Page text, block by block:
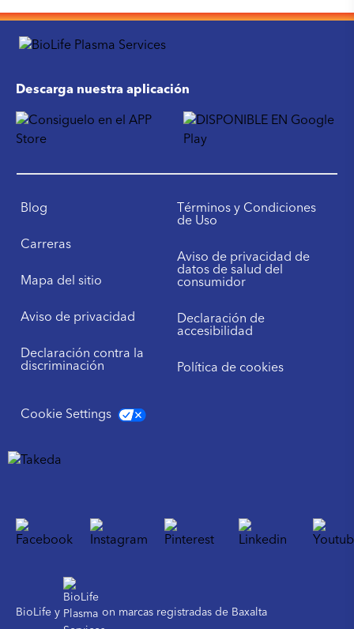
Descarga nuestra aplicación
Blog
Carreras
Mapa del sitio
Aviso de privacidad
Declaración contra la
discriminación
Términos y Condiciones
de Uso
Aviso de privacidad de
datos de salud del
consumidor
Declaración de
accesibilidad
Política de cookies
Cookie Settings
BioLife y on marcas registradas de Baxalta